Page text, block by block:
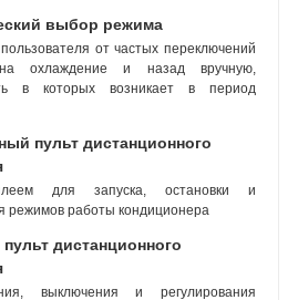
выбор режима
от частых переключений
охлаждение и назад вручную,
в которых возникает в период
пульт дистанционного
для запуска, остановки и
режимов работы кондиционера
дистанционного
выключения и регулирования